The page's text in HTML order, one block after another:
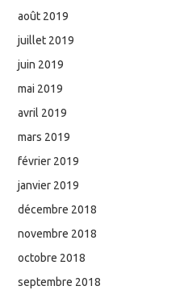
août 2019
juillet 2019
juin 2019
mai 2019
avril 2019
mars 2019
février 2019
janvier 2019
décembre 2018
novembre 2018
octobre 2018
septembre 2018